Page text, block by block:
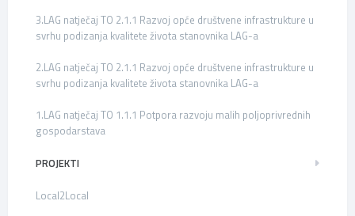
3.LAG natječaj TO 2.1.1 Razvoj opće društvene infrastrukture u
svrhu podizanja kvalitete života stanovnika LAG-a
2.LAG natječaj TO 2.1.1 Razvoj opće društvene infrastrukture u
svrhu podizanja kvalitete života stanovnika LAG-a
1.LAG natječaj TO 1.1.1 Potpora razvoju malih poljoprivrednih
gospodarstava
PROJEKTI
Local2Local